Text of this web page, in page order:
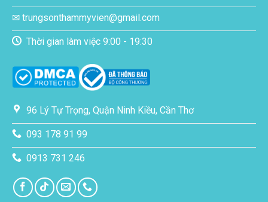
✉ trungsonthammyvien@gmail.com
Thời gian làm việc 9:00 - 19:30
96 Lý Tự Trọng, Quận Ninh Kiều, Cần Thơ
093 178 91 99
0913 731 246